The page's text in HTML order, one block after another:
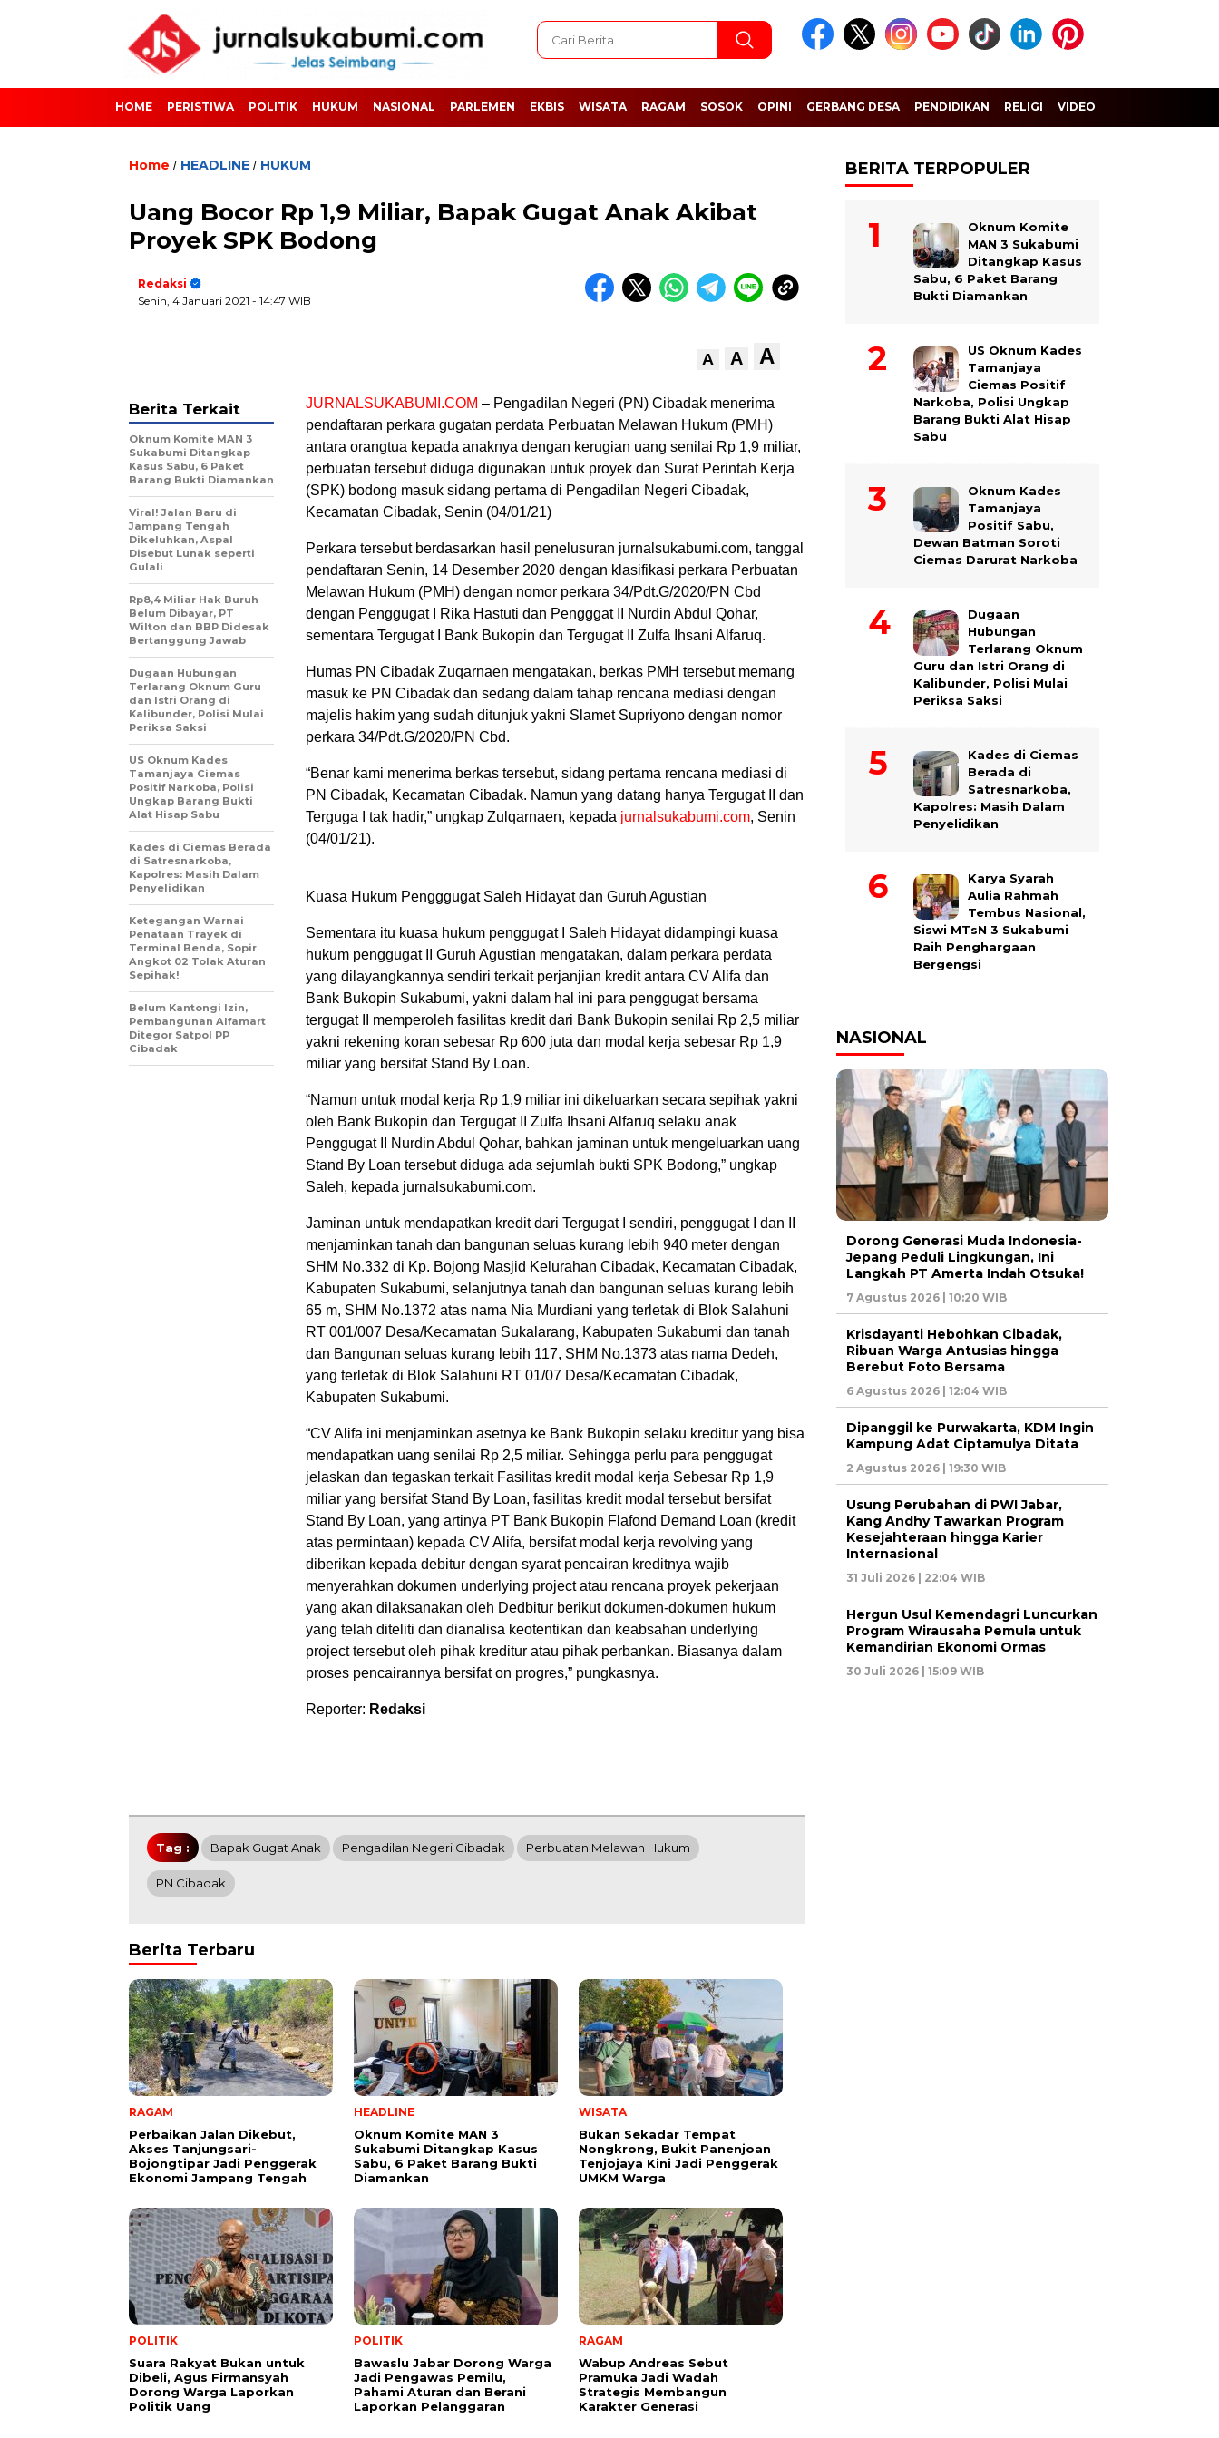
HOME PERISTIWA POLITIK HUKUM NASIONAL PARLEMEN EKBIS WISATA RAGAM SOSOK OPINI GERBANG DESA PENDIDIKAN RELIGI VIDEO
Home / HEADLINE / HUKUM
Uang Bocor Rp 1,9 Miliar, Bapak Gugat Anak Akibat
Proyek SPK Bodong
Redaksi
Senin, 4 Januari 2021 - 14:47 WIB
A A A
JURNALSUKABUMI.COM – Pengadilan Negeri (PN) Cibadak menerima
pendaftaran perkara gugatan perdata Perbuatan Melawan Hukum (PMH)
antara orangtua kepada anaknya dengan kerugian uang senilai Rp 1,9 miliar,
perbuatan tersebut diduga digunakan untuk proyek dan Surat Perintah Kerja
(SPK) bodong masuk sidang pertama di Pengadilan Negeri Cibadak,
Kecamatan Cibadak, Senin (04/01/21)
Perkara tersebut berdasarkan hasil penelusuran jurnalsukabumi.com, tanggal
pendaftaran Senin, 14 Desember 2020 dengan klasifikasi perkara Perbuatan
Melawan Hukum (PMH) dengan nomor perkara 34/Pdt.G/2020/PN Cbd
dengan Penggugat I Rika Hastuti dan Pengggat II Nurdin Abdul Qohar,
sementara Tergugat I Bank Bukopin dan Tergugat II Zulfa Ihsani Alfaruq.
Humas PN Cibadak Zuqarnaen mengatakan, berkas PMH tersebut memang
masuk ke PN Cibadak dan sedang dalam tahap rencana mediasi dengan
majelis hakim yang sudah ditunjuk yakni Slamet Supriyono dengan nomor
perkara 34/Pdt.G/2020/PN Cbd.
“Benar kami menerima berkas tersebut, sidang pertama rencana mediasi di
PN Cibadak, Kecamatan Cibadak. Namun yang datang hanya Tergugat II dan
Terguga I tak hadir,” ungkap Zulqarnaen, kepada jurnalsukabumi.com, Senin
(04/01/21).
Kuasa Hukum Pengggugat Saleh Hidayat dan Guruh Agustian
Sementara itu kuasa hukum penggugat I Saleh Hidayat didampingi kuasa
hukum penggugat II Guruh Agustian mengatakan, dalam perkara perdata
yang dilayangkannya sendiri terkait perjanjian kredit antara CV Alifa dan
Bank Bukopin Sukabumi, yakni dalam hal ini para penggugat bersama
tergugat II memperoleh fasilitas kredit dari Bank Bukopin senilai Rp 2,5 miliar
yakni rekening koran sebesar Rp 600 juta dan modal kerja sebesar Rp 1,9
miliar yang bersifat Stand By Loan.
“Namun untuk modal kerja Rp 1,9 miliar ini dikeluarkan secara sepihak yakni
oleh Bank Bukopin dan Tergugat II Zulfa Ihsani Alfaruq selaku anak
Penggugat II Nurdin Abdul Qohar, bahkan jaminan untuk mengeluarkan uang
Stand By Loan tersebut diduga ada sejumlah bukti SPK Bodong,” ungkap
Saleh, kepada jurnalsukabumi.com.
Jaminan untuk mendapatkan kredit dari Tergugat I sendiri, penggugat I dan II
menjaminkan tanah dan bangunan seluas kurang lebih 940 meter dengan
SHM No.332 di Kp. Bojong Masjid Kelurahan Cibadak, Kecamatan Cibadak,
Kabupaten Sukabumi, selanjutnya tanah dan bangunan seluas kurang lebih
65 m, SHM No.1372 atas nama Nia Murdiani yang terletak di Blok Salahuni
RT 001/007 Desa/Kecamatan Sukalarang, Kabupaten Sukabumi dan tanah
dan Bangunan seluas kurang lebih 117, SHM No.1373 atas nama Dedeh,
yang terletak di Blok Salahuni RT 01/07 Desa/Kecamatan Cibadak,
Kabupaten Sukabumi.
“CV Alifa ini menjaminkan asetnya ke Bank Bukopin selaku kreditur yang bisa
mendapatkan uang senilai Rp 2,5 miliar. Sehingga perlu para penggugat
jelaskan dan tegaskan terkait Fasilitas kredit modal kerja Sebesar Rp 1,9
miliar yang bersifat Stand By Loan, fasilitas kredit modal tersebut bersifat
Stand By Loan, yang artinya PT Bank Bukopin Flafond Demand Loan (kredit
atas permintaan) kepada CV Alifa, bersifat modal kerja revolving yang
diberikan kepada debitur dengan syarat pencairan kreditnya wajib
menyerahkan dokumen underlying project atau rencana proyek pekerjaan
yang akan dilaksanakan oleh Dedbitur berikut dokumen-dokumen hukum
yang telah diteliti dan dianalisa keotentikan dan keabsahan underlying
project tersebut oleh pihak kreditur atau pihak perbankan. Biasanya dalam
proses pencairannya bersifat on progres,” pungkasnya.
Reporter: Redaksi
Berita Terkait
Oknum Komite MAN 3
Sukabumi Ditangkap
Kasus Sabu, 6 Paket
Barang Bukti Diamankan
Viral! Jalan Baru di
Jampang Tengah
Dikeluhkan, Aspal
Disebut Lunak seperti
Gulali
Rp8,4 Miliar Hak Buruh
Belum Dibayar, PT
Wilton dan BBP Didesak
Bertanggung Jawab
Dugaan Hubungan
Terlarang Oknum Guru
dan Istri Orang di
Kalibunder, Polisi Mulai
Periksa Saksi
US Oknum Kades
Tamanjaya Ciemas
Positif Narkoba, Polisi
Ungkap Barang Bukti
Alat Hisap Sabu
Kades di Ciemas Berada
di Satresnarkoba,
Kapolres: Masih Dalam
Penyelidikan
Ketegangan Warnai
Penataan Trayek di
Terminal Benda, Sopir
Angkot 02 Tolak Aturan
Sepihak!
Belum Kantongi Izin,
Pembangunan Alfamart
Ditegor Satpol PP
Cibadak
Tag : Bapak Gugat Anak Pengadilan Negeri Cibadak Perbuatan Melawan Hukum
PN Cibadak
Berita Terbaru
RAGAM
Perbaikan Jalan Dikebut,
Akses Tanjungsari-
Bojongtipar Jadi Penggerak
Ekonomi Jampang Tengah
HEADLINE
Oknum Komite MAN 3
Sukabumi Ditangkap Kasus
Sabu, 6 Paket Barang Bukti
Diamankan
WISATA
Bukan Sekadar Tempat
Nongkrong, Bukit Panenjoan
Tenjojaya Kini Jadi Penggerak
UMKM Warga
POLITIK
Suara Rakyat Bukan untuk
Dibeli, Agus Firmansyah
Dorong Warga Laporkan
Politik Uang
POLITIK
Bawaslu Jabar Dorong Warga
Jadi Pengawas Pemilu,
Pahami Aturan dan Berani
Laporkan Pelanggaran
RAGAM
Wabup Andreas Sebut
Pramuka Jadi Wadah
Strategis Membangun
Karakter Generasi ‎
BERITA TERPOPULER
Oknum Komite
MAN 3 Sukabumi
Ditangkap Kasus
Sabu, 6 Paket Barang
Bukti Diamankan
US Oknum Kades
Tamanjaya
Ciemas Positif
Narkoba, Polisi Ungkap
Barang Bukti Alat Hisap
Sabu
Oknum Kades
Tamanjaya
Positif Sabu,
Dewan Batman Soroti
Ciemas Darurat Narkoba
Dugaan
Hubungan
Terlarang Oknum
Guru dan Istri Orang di
Kalibunder, Polisi Mulai
Periksa Saksi
Kades di Ciemas
Berada di
Satresnarkoba,
Kapolres: Masih Dalam
Penyelidikan
Karya Syarah
Aulia Rahmah
Tembus Nasional,
Siswi MTsN 3 Sukabumi
Raih Penghargaan
Bergengsi
NASIONAL
Dorong Generasi Muda Indonesia-
Jepang Peduli Lingkungan, Ini
Langkah PT Amerta Indah Otsuka!
7 Agustus 2026 | 10:20 WIB
Krisdayanti Hebohkan Cibadak,
Ribuan Warga Antusias hingga
Berebut Foto Bersama
6 Agustus 2026 | 12:04 WIB
Dipanggil ke Purwakarta, KDM Ingin
Kampung Adat Ciptamulya Ditata
2 Agustus 2026 | 19:30 WIB
Usung Perubahan di PWI Jabar,
Kang Andhy Tawarkan Program
Kesejahteraan hingga Karier
Internasional
31 Juli 2026 | 22:04 WIB
Hergun Usul Kemendagri Luncurkan
Program Wirausaha Pemula untuk
Kemandirian Ekonomi Ormas
30 Juli 2026 | 15:09 WIB